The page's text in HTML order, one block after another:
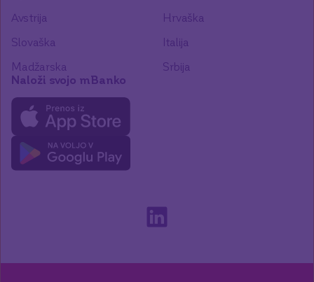
Avstrija
Hrvaška
Slovaška
Italija
Madžarska
Srbija
Naloži svojo mBanko